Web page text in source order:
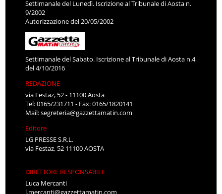
Settimanale del Lunedì. Iscrizione al Tribunale di Aosta n.
9/2002
Autorizzazione del 20/05/2002
Settimanale del Sabato. Iscrizione al Tribunale di Aosta n.4
del 4/10/2016
REDAZIONE
via Festaz, 52 - 11100 Aosta
Tel: 0165/231711 - Fax: 0165/1820141
Mail:segreteria@gazzettamatin.com
Editore
LG PRESSE S.R.L.
via Festaz, 52 11100 AOSTA
DIRETTORE RESPONSABILE
Luca Mercanti
l.mercanti@gazzettamatin.com